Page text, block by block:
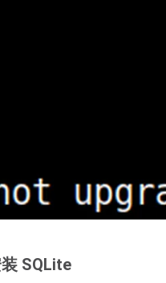
SQLite